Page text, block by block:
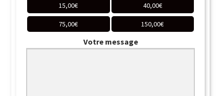
15,00€ 40,00€
75,00€ 150,00€
Votre message